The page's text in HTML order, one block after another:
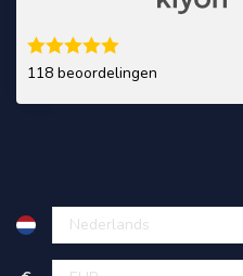
118 beoordelingen